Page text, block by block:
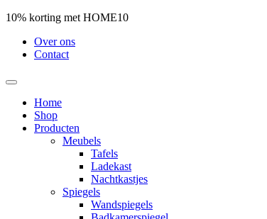
10% korting met HOME10
Over ons
Contact
Home
Shop
Producten
Meubels
Tafels
Ladekast
Nachtkastjes
Spiegels
Wandspiegels